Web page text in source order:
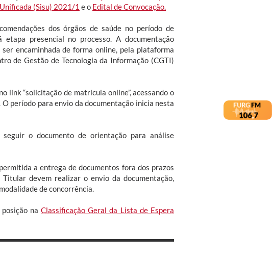
(Sisu) 2021/1 e o Edital de Convocação.
dos órgãos de saúde no período de
etapa presencial no processo. A documentação
encaminhada de forma online, pela plataforma
de Gestão de Tecnologia da Informação (CGTI)
link “solicitação de matrícula online”, acessando o
período para envio da documentação inicia nesta
o documento de orientação para análise
a entrega de documentos fora dos prazos
devem realizar o envio da documentação,
modalidade de concorrência.
posição naClassificação Geral da Lista de Espera